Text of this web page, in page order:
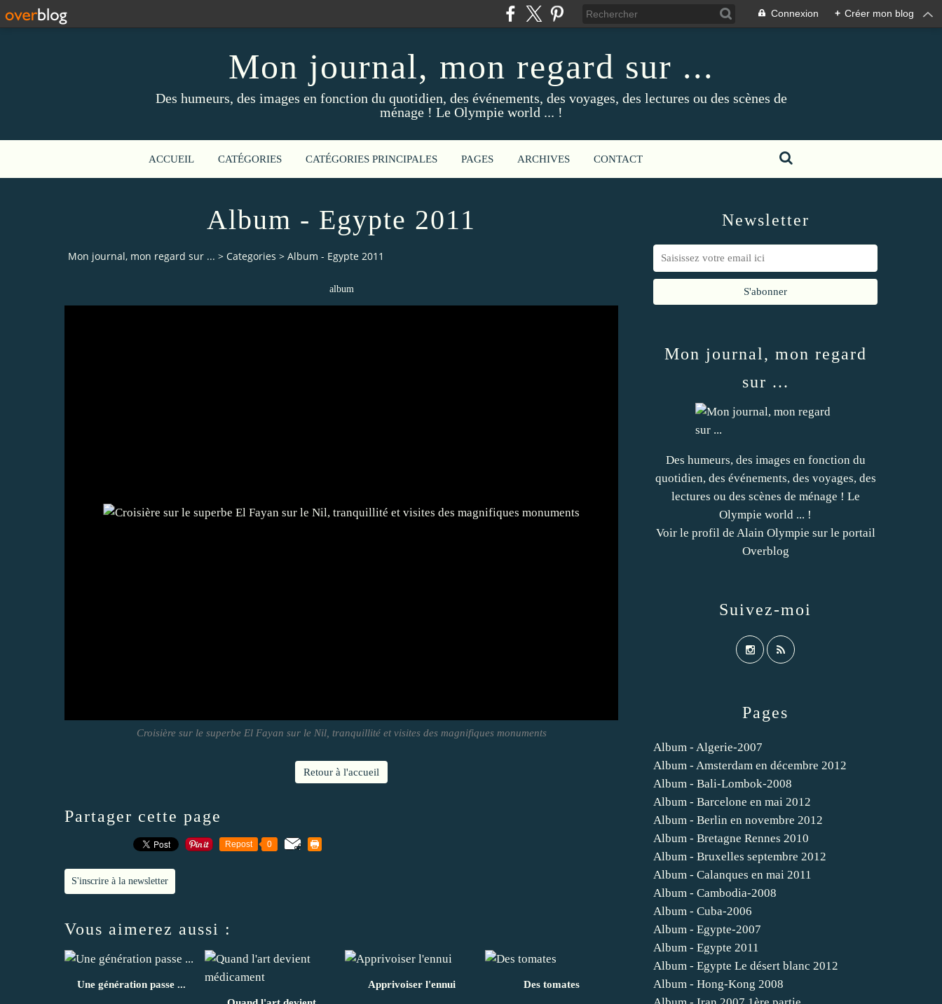
Connexion + Créer mon blog
Mon journal, mon regard sur ...
Des humeurs, des images en fonction du quotidien, des événements, des voyages, des lectures ou des scènes de
ménage ! Le Olympie world ... !
ACCUEIL CATÉGORIES CATÉGORIES PRINCIPALES PAGES ARCHIVES CONTACT
Album - Egypte 2011
Mon journal, mon regard sur ... > Categories > Album - Egypte 2011
album
Croisière sur le superbe El Fayan sur le Nil, tranquillité et visites des magnifiques monuments
Retour à l'accueil
Partager cette page
Repost 0
S'inscrire à la newsletter
Vous aimerez aussi :
Une génération passe ...
Apprivoiser l'ennui Des tomates
Newsletter
Pages
Album - Algerie-2007
Album - Amsterdam en décembre 2012
Album - Bali-Lombok-2008
Album - Barcelone en mai 2012
Album - Berlin en novembre 2012
Album - Bretagne Rennes 2010
Album - Bruxelles septembre 2012
Album - Calanques en mai 2011
Album - Cambodia-2008
Album - Cuba-2006
Album - Egypte-2007
Album - Egypte 2011
Album - Egypte Le désert blanc 2012
Album - Hong-Kong 2008
Mon journal, mon regard
sur ...
Des humeurs, des images en fonction du
quotidien, des événements, des voyages, des
lectures ou des scènes de ménage ! Le
Olympie world ... !
Voir le profil de Alain Olympie sur le portail
Overblog
Suivez-moi